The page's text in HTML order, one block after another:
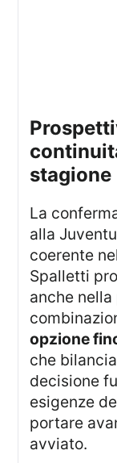
prospettiva Juventus-spalletti:
stagione
La conferma del tecnico consentirebbe
alla
coerente
Spalletti
anche nella
opzione
che
decisione
esigenze
portare
avviato.